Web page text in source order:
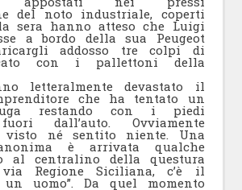
del noto industriale, coperti
sera hanno atteso che Luigi
a bordo della sua Peugeot
addosso tre colpi di
con i pallettoni della
letteralmente devastato il
che ha tentato un
restando con i piedi
dall’auto. Ovviamente
visto né sentito niente. Una
è arrivata qualche
al centralino della questura
Regione Siciliana, c’è il
uomo”. Da quel momento